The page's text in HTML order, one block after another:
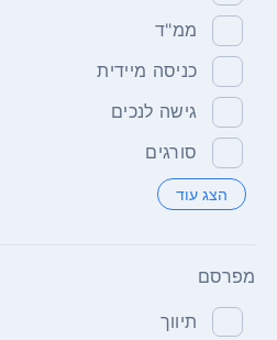
ממ"ד
כניסה מיידית
גישה לנכים
סורגים
הצג עוד
מפרסם
תיווך